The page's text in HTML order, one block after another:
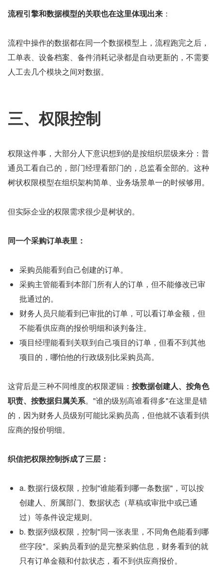
流程引擎和数据模型的关联也在这里体现出来 ：
流程中操作的数据都在同一个数据模型上，流程跑完之后，
工单表、设备档案、备件消耗记录都是自动更新的，不需要
人工去几个模块之间对数据。
三、权限控制
权限这件事，大部分人下意识想到的是按组织层级来分：普
通员工看自己的，部门经理看部门的，总监看全部的。这种
树状权限模型在组织架构简单、业务场景单一的时候够用。
但实际企业的权限需求很少是树状的。
同一个采购订单表里：
采购员能看到自己创建的订单。
采购主管能看到本部门所有人的订单，但不能修改已审
批通过的。
财务人员只能看到已审批的订单，可以看订单金额，但
不能看供应商的报价明细和谈判备注。
项目经理能看到关联到自己项目的订单，但看不到其他
项目的，哪怕他的行政级别比采购员高。
这背后是三种不同维度的权限逻辑： 按数据创建人、按角色
职责、按数据归属关系。"谁的级别高谁看得多"在这里是错
的，因为财务人员级别可能比采购员高，但他就不该看到供
应商的报价明细。
织信把权限控制拆成了三层：
a. 数据行级权限，控制"谁能看到哪一条数据"，可以按
创建人、所属部门、数据状态（草稿或审批中或已通
过）等条件设定规则。
b. 数据列级权限，控制"同一张表里，不同角色能看到哪
些字段"。采购员看到的是完整采购信息，财务看到的就
只有订单金额和付款状态，看不到供应商报价。